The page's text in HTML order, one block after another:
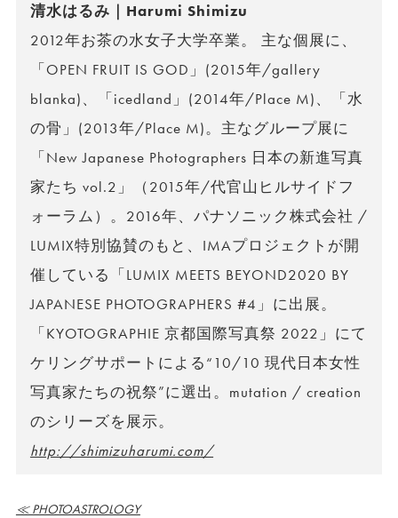
清水はるみ｜Harumi Shimizu
2012年お茶の水女子大学卒業。 主な個展に、
「OPEN FRUIT IS GOD」(2015年/gallery
blanka)、「icedland」(2014年/Place M)、「水
の骨」(2013年/Place M)。主なグループ展に
「New Japanese Photographers 日本の新進写真
家たち vol.2」（2015年/代官山ヒルサイドフ
ォーラム）。2016年、パナソニック株式会社 /
LUMIX特別協賛のもと、IMAプロジェクトが開
催している「LUMIX MEETS BEYOND2020 BY
JAPANESE PHOTOGRAPHERS #4」に出展。
「KYOTOGRAPHIE 京都国際写真祭 2022」にて
ケリングサポートによる“10/10 現代日本女性
写真家たちの祝祭”に選出。mutation / creation
のシリーズを展示。
http://shimizuharumi.com/
≪ PHOTOASTROLOGY